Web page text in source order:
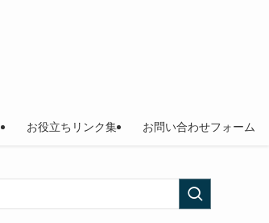
お役立ちリンク集 お問い合わせフォーム